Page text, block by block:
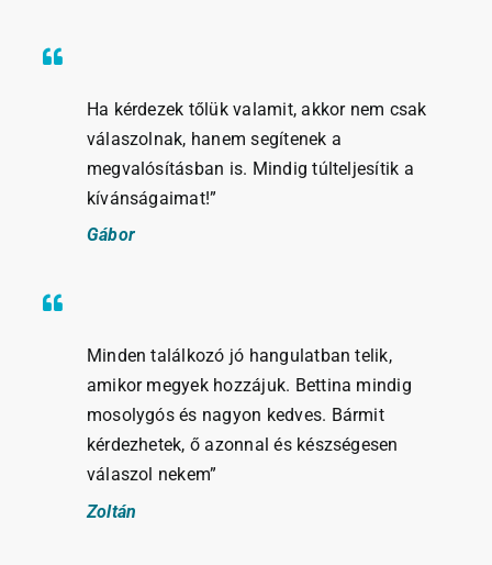
Ha kérdezek tőlük valamit, akkor nem csak
válaszolnak, hanem segítenek a
megvalósításban is. Mindig túlteljesítik a
kívánságaimat!”
Gábor
Minden találkozó jó hangulatban telik,
amikor megyek hozzájuk. Bettina mindig
mosolygós és nagyon kedves. Bármit
kérdezhetek, ő azonnal és készségesen
válaszol nekem”
Zoltán